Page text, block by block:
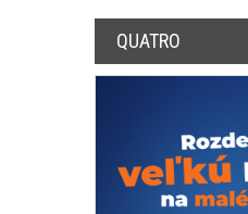
QUATRO